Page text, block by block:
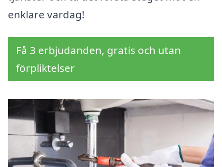
enklare vardag!
Få 3 erbjudanden, gratis och utan
förpliktelser